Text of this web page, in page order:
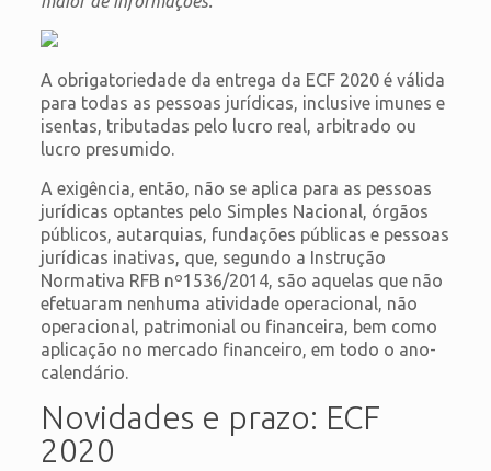
A obrigatoriedade da entrega da ECF 2020 é válida
para todas as pessoas jurídicas, inclusive imunes e
isentas, tributadas pelo lucro real, arbitrado ou
lucro presumido.
A exigência, então, não se aplica para as pessoas
jurídicas optantes pelo Simples Nacional, órgãos
públicos, autarquias, fundações públicas e pessoas
jurídicas inativas, que, segundo a Instrução
Normativa RFB nº1536/2014, são aquelas que não
efetuaram nenhuma atividade operacional, não
operacional, patrimonial ou financeira, bem como
aplicação no mercado financeiro, em todo o ano-
calendário.
Novidades e prazo: ECF
2020